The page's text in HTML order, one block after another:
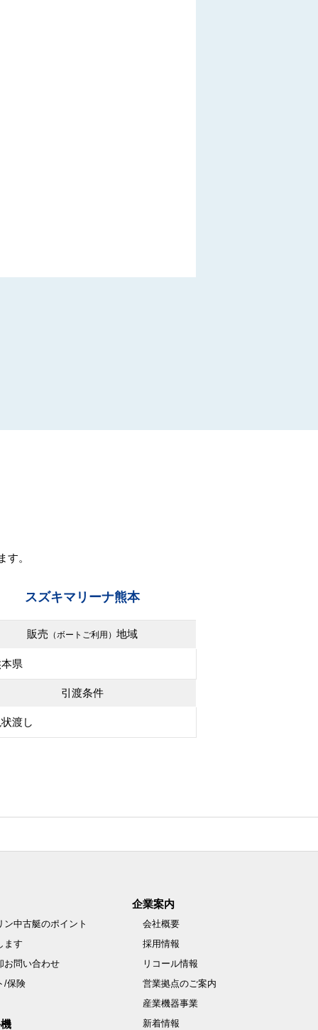
。
スズキマリーナ熊本
販売 （ボートご利用） 地域
県
引渡条件
渡し
ン中古艇のポイント
ます
お問い合わせ
/保険
企業案内
会社概要
採用情報
リコール情報
営業拠点のご案内
産業機器事業
新着情報